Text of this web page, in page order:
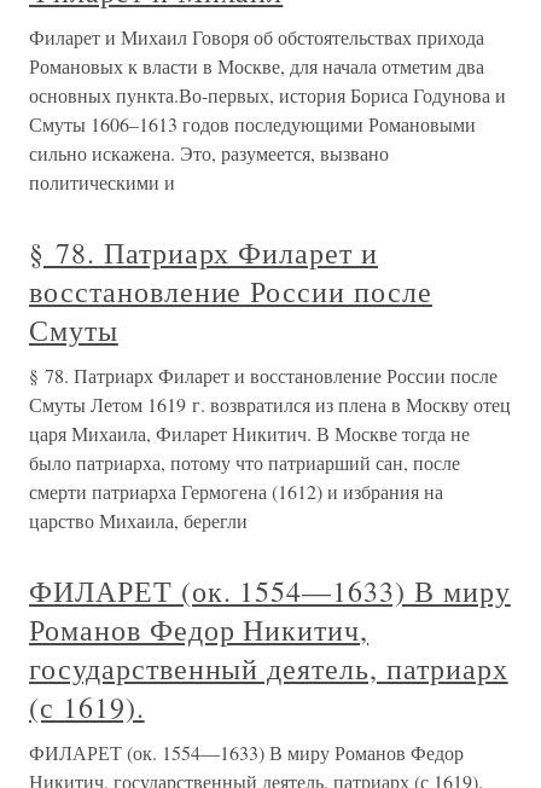
Филарет и Михаил Говоря об обстоятельствах прихода
Романовых к власти в Москве, для начала отметим два
основных пункта.Во-первых, история Бориса Годунова и
Смуты 1606–1613 годов последующими Романовыми
сильно искажена. Это, разумеется, вызвано
политическими и
§ 78. Патриарх Филарет и
восстановление России после
Смуты
§ 78. Патриарх Филарет и восстановление России после
Смуты Летом 1619 г. возвратился из плена в Москву отец
царя Михаила, Филарет Никитич. В Москве тогда не
было патриарха, потому что патриарший сан, после
смерти патриарха Гермогена (1612) и избрания на
царство Михаила, берегли
ФИЛАРЕТ (ок. 1554—1633) В миру
Романов Федор Никитич,
государственный деятель, патриарх
(с 1619).
ФИЛАРЕТ (ок. 1554—1633) В миру Романов Федор
Никитич, государственный деятель, патриарх (с 1619).